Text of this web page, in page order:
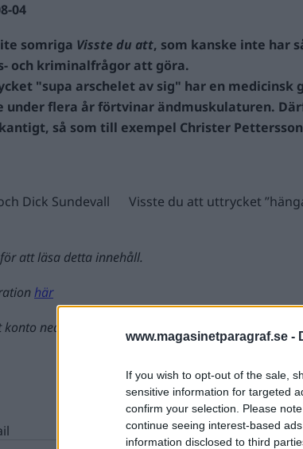
www.magasinetparagraf.se -
If you wish to opt-out of the sale,
sensitive information for targeted
confirm your selection. Please
continue seeing interest-based
information disclosed to third
04
somriga Visste du att, som kanske inte har
och kriminalfrågor att göra.
"supa arschelet av sig" har en medicinsk
under flera år förtvinar ändmuskulaturen.
så som till exempel Christer Pettersson
Dick Sundevall Visste du att uttrycket
att läsa detta innehåll.
här
nedan: